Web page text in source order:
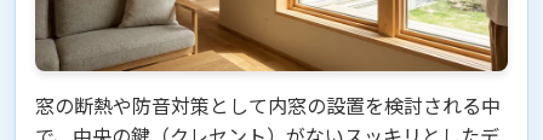
窓の断熱や防音対策として内窓の設置を検討される中